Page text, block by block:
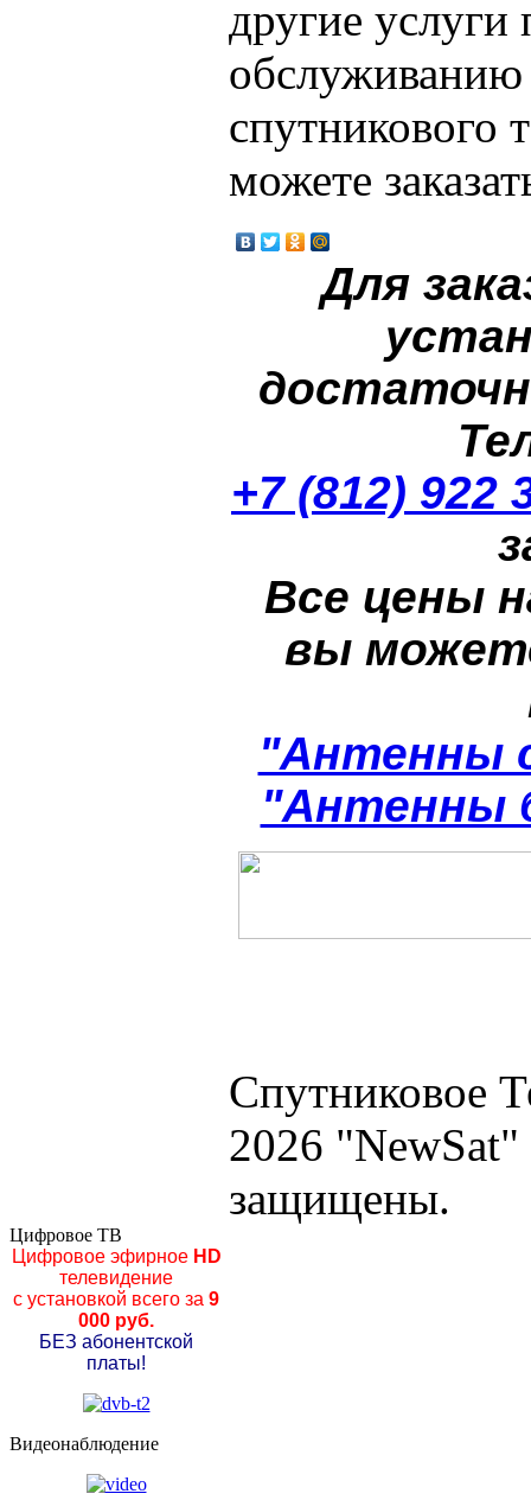
другие
обслуживанию
спутникового
можете
Для
+7 (812) 922
Все цены
вы
"Антенны
"Антенны
Спутниковое
2026
защищены.
Цифровое ТВ
Цифровое эфирноеHD
телевидение
с установкой всего за 9
000 руб.
БЕЗ абонентской
платы!
Видеонаблюдение